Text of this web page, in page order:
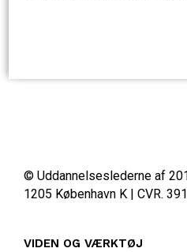
© Uddannelseslederne af
1205 København K | CVR.
VIDEN OG VÆRKTØJ